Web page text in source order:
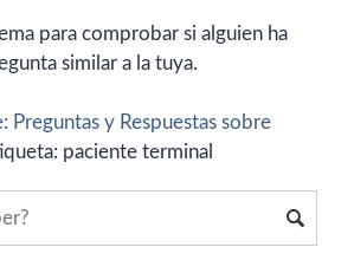
para comprobar si alguien ha
similar a la tuya.
Preguntas y Respuestas sobre
paciente terminal